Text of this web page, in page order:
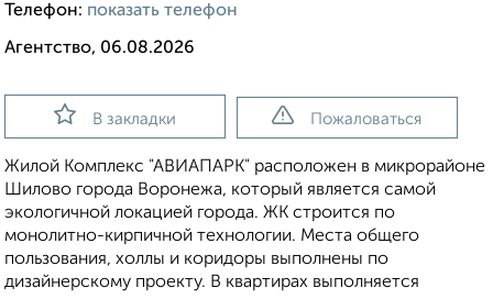
Телефон: показать телефон
Агентство, 06.08.2026
В закладки Пожаловаться
Жилой Комплекс "АВИАПАРК" расположен в микрорайоне
Шилово города Воронежа, который является самой
экологичной локацией города. ЖК строится по
монолитно-кирпичной технологии. Места общего
пользования, холлы и коридоры выполнены по
дизайнерскому проекту. В квартирах выполняется